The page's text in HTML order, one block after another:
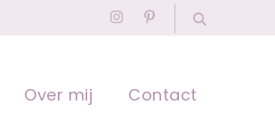
Over mij Contact